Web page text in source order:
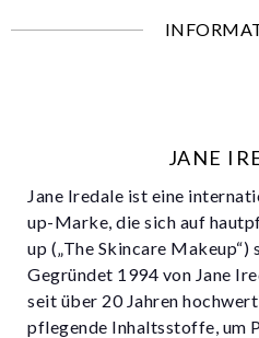
JANE
Jane Iredale ist eine
up-Marke, die sich auf
up („The Skincare
Gegründet 1994 von Jane
seit über 20 Jahren
pflegende Inhaltsstoffe, um